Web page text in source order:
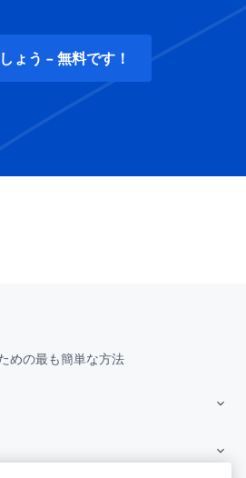
ょう - 無料です！
めの最も簡単な方法